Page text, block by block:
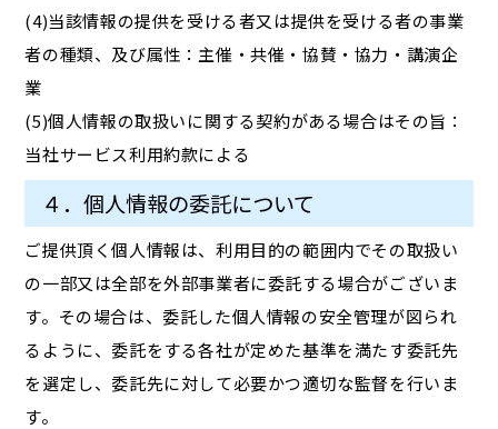
(4)当該情報の提供を受ける者又は提供を受ける者の事業
者の種類、及び属性：主催・共催・協賛・協力・講演企
業
(5)個人情報の取扱いに関する契約がある場合はその旨：
当社サービス利用約款による
４．個人情報の委託について
ご提供頂く個人情報は、利用目的の範囲内でその取扱い
の一部又は全部を外部事業者に委託する場合がございま
す。その場合は、委託した個人情報の安全管理が図られ
るように、委託をする各社が定めた基準を満たす委託先
を選定し、委託先に対して必要かつ適切な監督を行いま
す。